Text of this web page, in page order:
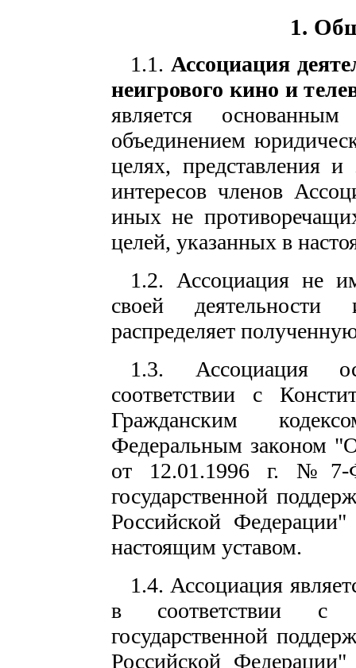
1.
1.1. Ассоциация
неигрового кино и
является
объединением
целях, представления
интересов членов
иных не
целей, указанных в
1.2. Ассоциация не
своей
распределяет
1.3. Ассоциация
соответствии с
Гражданским
Федеральным законом
от 12.01.1996 г. №7-
государственной
Российской
настоящим уставом.
1.4. Ассоциация
в соответствии с
государственной
Российской